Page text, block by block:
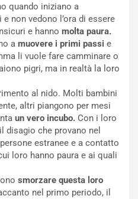
quando iniziano a
non vedono l’ora di essere
e hanno molta paura.
a muovere i primi passi e
li vuole fare camminare o
pigri, ma in realtà la loro
al nido. Molti bambini
altri piangono per mesi
un vero incubo. Con i loro
che provano nel
estranee e a contatto
loro hanno paura e ai quali
smorzare questa loro
nel primo periodo, il